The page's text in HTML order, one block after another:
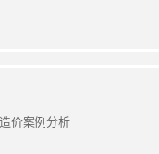
价案例分析